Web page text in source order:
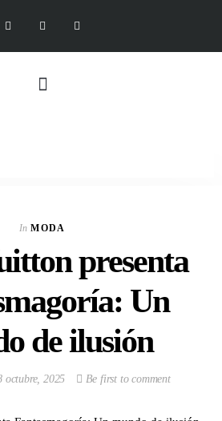
In MODA
presenta
Un
de ilusión
octubre, 2025 Be first to comment